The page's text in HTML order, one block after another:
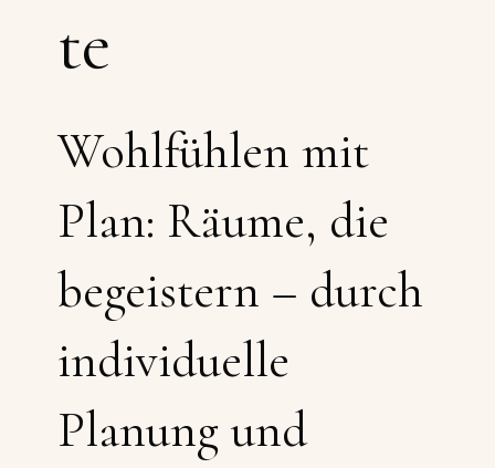
te
Wohlfühlen mit
Plan: Räume, die
begeistern – durch
individuelle
Planung und